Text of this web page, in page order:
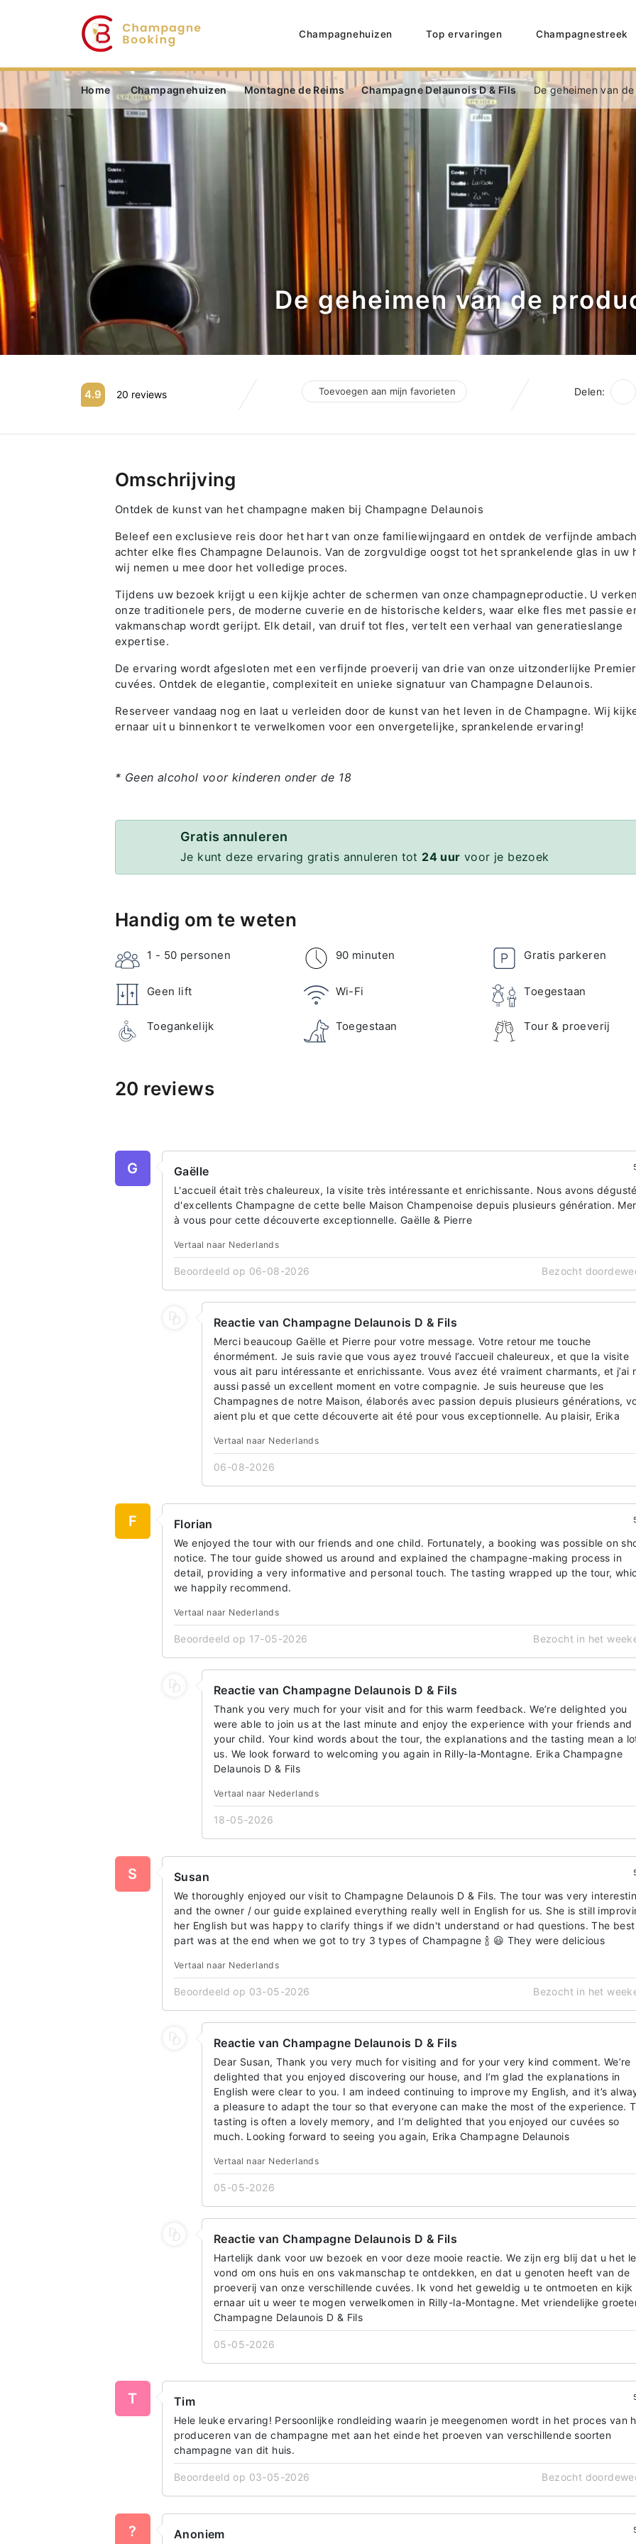
Champagnehuizen Top ervaringen Champagnestreek
Home Champagnehuizen Montagne de Reims Champagne Delaunois D & Fils De geheimen van
De geheimen van de
4.9 20 reviews Toevoegen aan mijn favorieten Delen:
Omschrijving
Ontdek de kunst van het champagne maken bij Champagne Delaunois
Beleef een exclusieve reis door het hart van onze familiewijngaard en ontdek de verfijnde
achter elke fles Champagne Delaunois. Van de zorgvuldige oogst tot het sprankelende glas in uw
wij nemen u mee door het volledige proces.
Tijdens uw bezoek krijgt u een kijkje achter de schermen van onze champagneproductie. U
onze traditionele pers, de moderne cuverie en de historische kelders, waar elke fles met passie
vakmanschap wordt gerijpt. Elk detail, van druif tot fles, vertelt een verhaal van generatieslange
expertise.
De ervaring wordt afgesloten met een verfijnde proeverij van drie van onze uitzonderlijke
cuvées. Ontdek de elegantie, complexiteit en unieke signatuur van Champagne Delaunois.
Reserveer vandaag nog en laat u verleiden door de kunst van het leven in de Champagne. Wij
ernaar uit u binnenkort te verwelkomen voor een onvergetelijke, sprankelende ervaring!
* Geen alcohol voor kinderen onder de 18
Gratis annuleren
Je kunt deze ervaring gratis annuleren tot 24 uur voor je bezoek
Handig om te weten
1 - 50 personen 90 minuten Gratis parkeren
Geen lift Wi-Fi Toegestaan
Toegankelijk Toegestaan Tour & proeverij
20 reviews
G Gaëlle
L'accueil était très chaleureux, la visite très intéressante et enrichissante. Nous avons
d'excellents Champagne de cette belle Maison Champenoise depuis plusieurs génération.
à vous pour cette découverte exceptionnelle. Gaëlle & Pierre
Vertaal naar Nederlands
Beoordeeld op 06-08-2026 Bezocht
Reactie van Champagne Delaunois D & Fils
Merci beaucoup Gaëlle et Pierre pour votre message. Votre retour me touche
énormément. Je suis ravie que vous ayez trouvé l’accueil chaleureux, et que la visite
vous ait paru intéressante et enrichissante. Vous avez été vraiment charmants, et j’ai
aussi passé un excellent moment en votre compagnie. Je suis heureuse que les
Champagnes de notre Maison, élaborés avec passion depuis plusieurs générations,
aient plu et que cette découverte ait été pour vous exceptionnelle. Au plaisir, Erika
Vertaal naar Nederlands
06-08-2026
F Florian
We enjoyed the tour with our friends and one child. Fortunately, a booking was possible on
notice. The tour guide showed us around and explained the champagne-making process in
detail, providing a very informative and personal touch. The tasting wrapped up the tour,
we happily recommend.
Vertaal naar Nederlands
Beoordeeld op 17-05-2026 Bezocht in het
Reactie van Champagne Delaunois D & Fils
Thank you very much for your visit and for this warm feedback. We’re delighted you
were able to join us at the last minute and enjoy the experience with your friends and
your child. Your kind words about the tour, the explanations and the tasting mean a
us. We look forward to welcoming you again in Rilly‑la‑Montagne. Erika Champagne
Delaunois D & Fils
Vertaal naar Nederlands
18-05-2026
S Susan
We thoroughly enjoyed our visit to Champagne Delaunois D & Fils. The tour was very
and the owner / our guide explained everything really well in English for us. She is still
her English but was happy to clarify things if we didn't understand or had questions. The best
part was at the end when we got to try 3 types of Champagne 🍾 😃 They were delicious
Vertaal naar Nederlands
Beoordeeld op 03-05-2026 Bezocht in het
Reactie van Champagne Delaunois D & Fils
Dear Susan, Thank you very much for visiting and for your very kind comment. We’re
delighted that you enjoyed discovering our house, and I’m glad the explanations in
English were clear to you. I am indeed continuing to improve my English, and it’s
a pleasure to adapt the tour so that everyone can make the most of the experience.
tasting is often a lovely memory, and I’m delighted that you enjoyed our cuvées so
much. Looking forward to seeing you again, Erika Champagne Delaunois
Vertaal naar Nederlands
05-05-2026
Reactie van Champagne Delaunois D & Fils
Hartelijk dank voor uw bezoek en voor deze mooie reactie. We zijn erg blij dat u het
vond om ons huis en ons vakmanschap te ontdekken, en dat u genoten heeft van de
proeverij van onze verschillende cuvées. Ik vond het geweldig u te ontmoeten en kijk
ernaar uit u weer te mogen verwelkomen in Rilly-la-Montagne. Met vriendelijke
Champagne Delaunois D & Fils
05-05-2026
T Tim
Hele leuke ervaring! Persoonlijke rondleiding waarin je meegenomen wordt in het proces van
produceren van de champagne met aan het einde het proeven van verschillende soorten
champagne van dit huis.
Beoordeeld op 03-05-2026 Bezocht
? Anoniem